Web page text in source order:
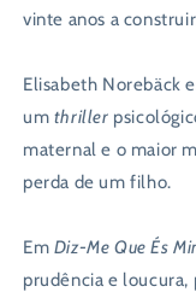
vinte anos a
Elisabeth Norebäck
um thriller
maternal e o maior
perda de um filho.
Em Diz-Me Que És
prudência e loucura,